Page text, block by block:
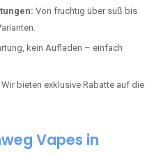
Von fruchtig über süß bis
kein Aufladen – einfach
Wir bieten exklusive Rabatte auf die
Vapes in